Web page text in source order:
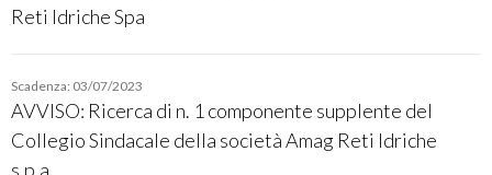
Reti Idriche Spa
Scadenza: 03/07/2023
AVVISO: Ricerca di n. 1 componente supplente del
Collegio Sindacale della società Amag Reti Idriche
s.p.a.